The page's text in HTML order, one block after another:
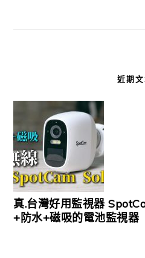
近期文
真.台灣好用監視器
+防水+磁吸的電池監視器